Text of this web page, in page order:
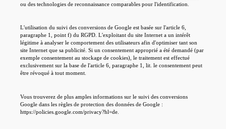
ou des technologies de reconnaissance comparables pour l'identification.
L'utilisation du suivi des conversions de Google est basée sur l'article 6,
paragraphe 1, point f) du RGPD. L'exploitant du site Internet a un intérêt
légitime à analyser le comportement des utilisateurs afin d'optimiser tant son
site Internet que sa publicité. Si un consentement approprié a été demandé (par
exemple consentement au stockage de cookies), le traitement est effectué
exclusivement sur la base de l'article 6, paragraphe 1, lit. le consentement peut
être révoqué à tout moment.
Vous trouverez de plus amples informations sur le suivi des conversions
Google dans les règles de protection des données de Google :
https://policies.google.com/privacy?hl=de.